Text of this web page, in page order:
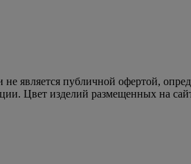
является публичной офертой,
Цвет изделий размещенных на